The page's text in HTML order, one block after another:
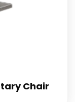
Chair